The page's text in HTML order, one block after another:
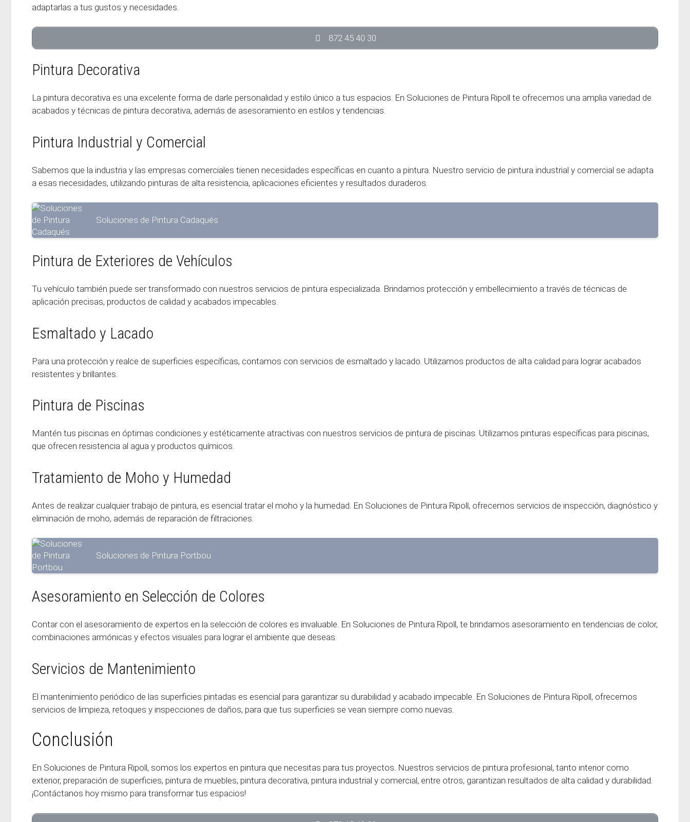
adaptarlas a tus gustos y necesidades.
872 45 40 30
Pintura Decorativa
La pintura decorativa es una excelente forma de darle personalidad y estilo único a tus espacios. En Soluciones de Pintura Ripoll te ofrecemos una amplia variedad de
acabados y técnicas de pintura decorativa, además de asesoramiento en estilos y tendencias.
Pintura Industrial y Comercial
Sabemos que la industria y las empresas comerciales tienen necesidades específicas en cuanto a pintura. Nuestro servicio de pintura industrial y comercial se adapta
a esas necesidades, utilizando pinturas de alta resistencia, aplicaciones eficientes y resultados duraderos.
Soluciones de Pintura Cadaqués
Pintura de Exteriores de Vehículos
Tu vehículo también puede ser transformado con nuestros servicios de pintura especializada. Brindamos protección y embellecimiento a través de técnicas de
aplicación precisas, productos de calidad y acabados impecables.
Esmaltado y Lacado
Para una protección y realce de superficies específicas, contamos con servicios de esmaltado y lacado. Utilizamos productos de alta calidad para lograr acabados
resistentes y brillantes.
Pintura de Piscinas
Mantén tus piscinas en óptimas condiciones y estéticamente atractivas con nuestros servicios de pintura de piscinas. Utilizamos pinturas específicas para piscinas,
que ofrecen resistencia al agua y productos químicos.
Tratamiento de Moho y Humedad
Antes de realizar cualquier trabajo de pintura, es esencial tratar el moho y la humedad. En Soluciones de Pintura Ripoll, ofrecemos servicios de inspección, diagnóstico y
eliminación de moho, además de reparación de filtraciones.
Soluciones de Pintura Portbou
Asesoramiento en Selección de Colores
Contar con el asesoramiento de expertos en la selección de colores es invaluable. En Soluciones de Pintura Ripoll, te brindamos asesoramiento en tendencias de color,
combinaciones armónicas y efectos visuales para lograr el ambiente que deseas.
Servicios de Mantenimiento
El mantenimiento periódico de las superficies pintadas es esencial para garantizar su durabilidad y acabado impecable. En Soluciones de Pintura Ripoll, ofrecemos
servicios de limpieza, retoques y inspecciones de daños, para que tus superficies se vean siempre como nuevas.
Conclusión
En Soluciones de Pintura Ripoll, somos los expertos en pintura que necesitas para tus proyectos. Nuestros servicios de pintura profesional, tanto interior como
exterior, preparación de superficies, pintura de muebles, pintura decorativa, pintura industrial y comercial, entre otros, garantizan resultados de alta calidad y durabilidad.
¡Contáctanos hoy mismo para transformar tus espacios!